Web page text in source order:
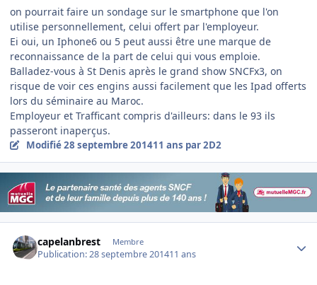
on pourrait faire un sondage sur le smartphone que l'on
utilise personnellement, celui offert par l'employeur.
Ei oui, un Iphone6 ou 5 peut aussi être une marque de
reconnaissance de la part de celui qui vous emploie.
Balladez-vous à St Denis après le grand show SNCFx3, on
risque de voir ces engins aussi facilement que les Ipad offerts
lors du séminaire au Maroc.
Employeur et Trafficant compris d'ailleurs: dans le 93 ils
passeront inaperçus.
Modifié28 septembre 201411 ans par 2D2
capelanbrest Membre
Publication:28 septembre 201411 ans